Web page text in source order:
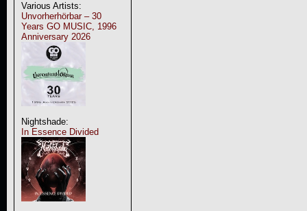
Various Artists:
Unvorherhörbar – 30
Years GO MUSIC, 1996
Anniversary 2026
Nightshade:
In Essence Divided